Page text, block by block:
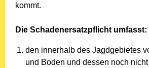
kommt.
Die Schadenersatzpflicht umfasst:
den innerhalb des Jagdgebietes
und Boden und dessen noch